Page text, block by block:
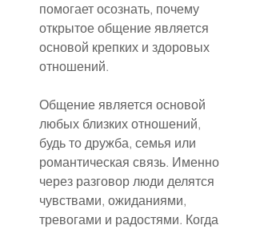
помогает осознать, почему
открытое общение является
основой крепких и здоровых
отношений.
Общение является основой
любых близких отношений,
будь то дружба, семья или
романтическая связь. Именно
через разговор люди делятся
чувствами, ожиданиями,
тревогами и радостями. Когда